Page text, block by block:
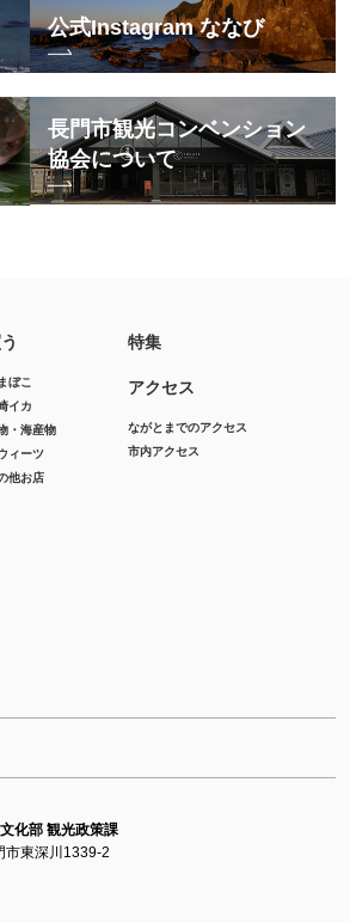
公式Instagram ななび
長門市観光コンベンション
協会について
ぼこ
イカ
・海産物
ィーツ
他お店
特集
アクセス
ながとまでのアクセス
市内アクセス
化部 観光政策課
市東深川1339-2